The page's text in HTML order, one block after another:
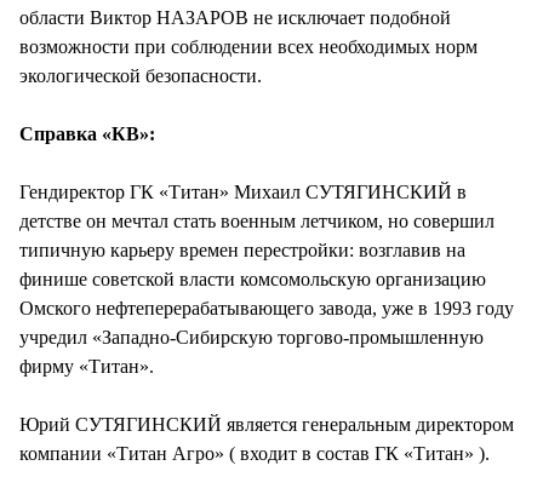
области Виктор НАЗАРОВ не исключает подобной
возможности при соблюдении всех необходимых норм
экологической безопасности.
Справка «КВ»:
Гендиректор ГК «Титан» Михаил СУТЯГИНСКИЙ в
детстве он мечтал стать военным летчиком, но совершил
типичную карьеру времен перестройки: возглавив на
финише советской власти комсомольскую организацию
Омского нефте­перерабатывающего завода, уже в 1993 году
учредил «Западно-Сибирскую торгово-промышленную
фирму «Титан».
Юрий СУТЯГИНСКИЙ является генеральным директором
компании «Титан Агро» ( входит в состав ГК «Титан» ).